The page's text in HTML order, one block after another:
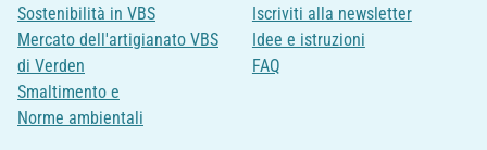
Sostenibilità in VBS
Mercato dell'artigianato VBS
di Verden
Smaltimento e
Norme ambientali
Iscriviti alla newsletter
Idee e istruzioni
FAQ